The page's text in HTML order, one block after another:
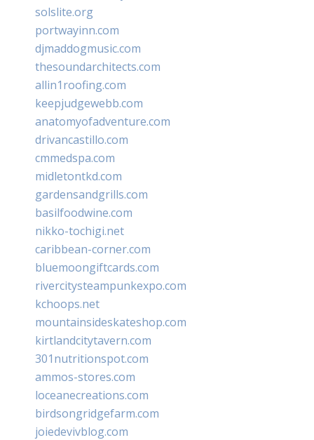
solslite.org
portwayinn.com
djmaddogmusic.com
thesoundarchitects.com
allin1roofing.com
keepjudgewebb.com
anatomyofadventure.com
drivancastillo.com
cmmedspa.com
midletontkd.com
gardensandgrills.com
basilfoodwine.com
nikko-tochigi.net
caribbean-corner.com
bluemoongiftcards.com
rivercitysteampunkexpo.com
kchoops.net
mountainsideskateshop.com
kirtlandcitytavern.com
301nutritionspot.com
ammos-stores.com
loceanecreations.com
birdsongridgefarm.com
joiedevivblog.com